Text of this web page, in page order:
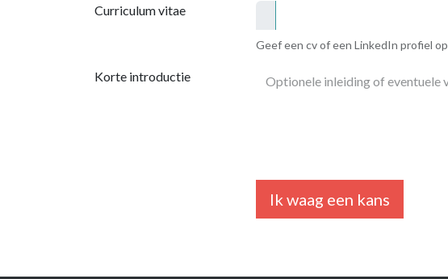
Curriculum vitae
Geef een cv of een LinkedIn profiel op
Korte introductie
Ik waag een kans